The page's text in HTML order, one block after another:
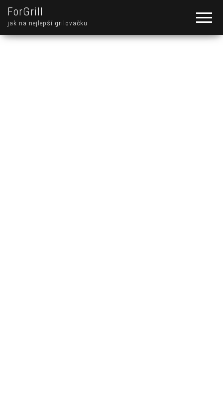
ForGrill
jak na nejlepší grilovačku